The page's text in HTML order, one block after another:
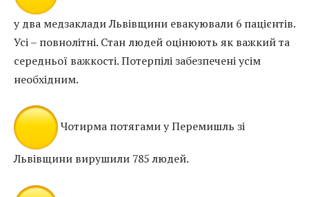
у два медзаклади Львівщини евакуювали 6 пацієнтів.
Усі – повнолітні. Стан людей оцінюють як важкий та
середньої важкості. Потерпілі забезпечені усім
необхідним.
Чотирма потягами у Перемишль зі
Львівщини вирушили 785 людей.